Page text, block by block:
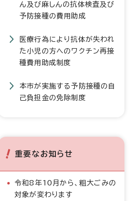
ん及び麻しんの抗体検査及び
予防接種の費用助成
医療行為により抗体が失われ
た小児の方へのワクチン再接
種費用助成制度
本市が実施する予防接種の自
己負担金の免除制度
重要なお知らせ
令和8年10月から、粗大ごみの
対象が変わります